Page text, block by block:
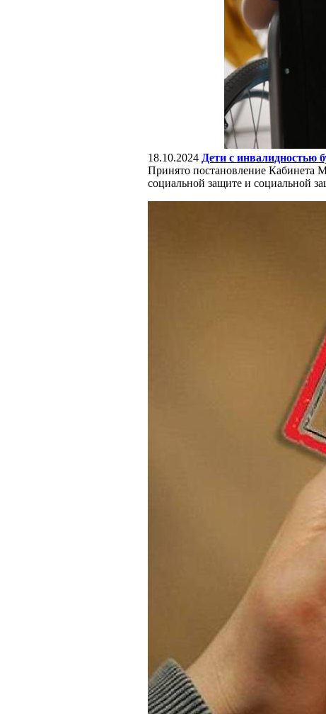
18.10.2024 Дети с инвалидностью
Принято постановление Кабинета
социальной защите и социальной